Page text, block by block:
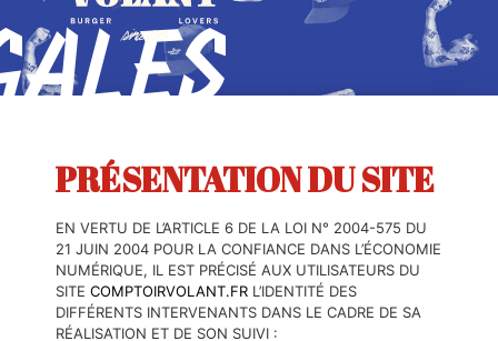
PRÉSENTATION DU SITE
EN VERTU DE L’ARTICLE 6 DE LA LOI N° 2004-575 DU
21 JUIN 2004 POUR LA CONFIANCE DANS L’ÉCONOMIE
NUMÉRIQUE, IL EST PRÉCISÉ AUX UTILISATEURS DU
SITE COMPTOIRVOLANT.FR L’IDENTITÉ DES
DIFFÉRENTS INTERVENANTS DANS LE CADRE DE SA
RÉALISATION ET DE SON SUIVI :